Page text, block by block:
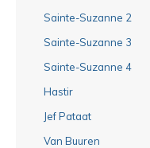
Sainte-Suzanne 2
Sainte-Suzanne 3
Sainte-Suzanne 4
Hastir
Jef Pataat
Van Buuren